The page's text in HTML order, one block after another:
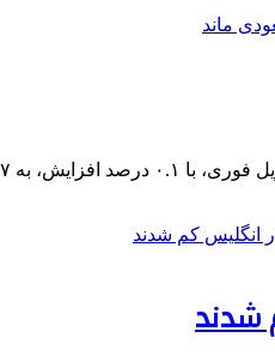
و ۷۹ سنت رسید.…
شدند